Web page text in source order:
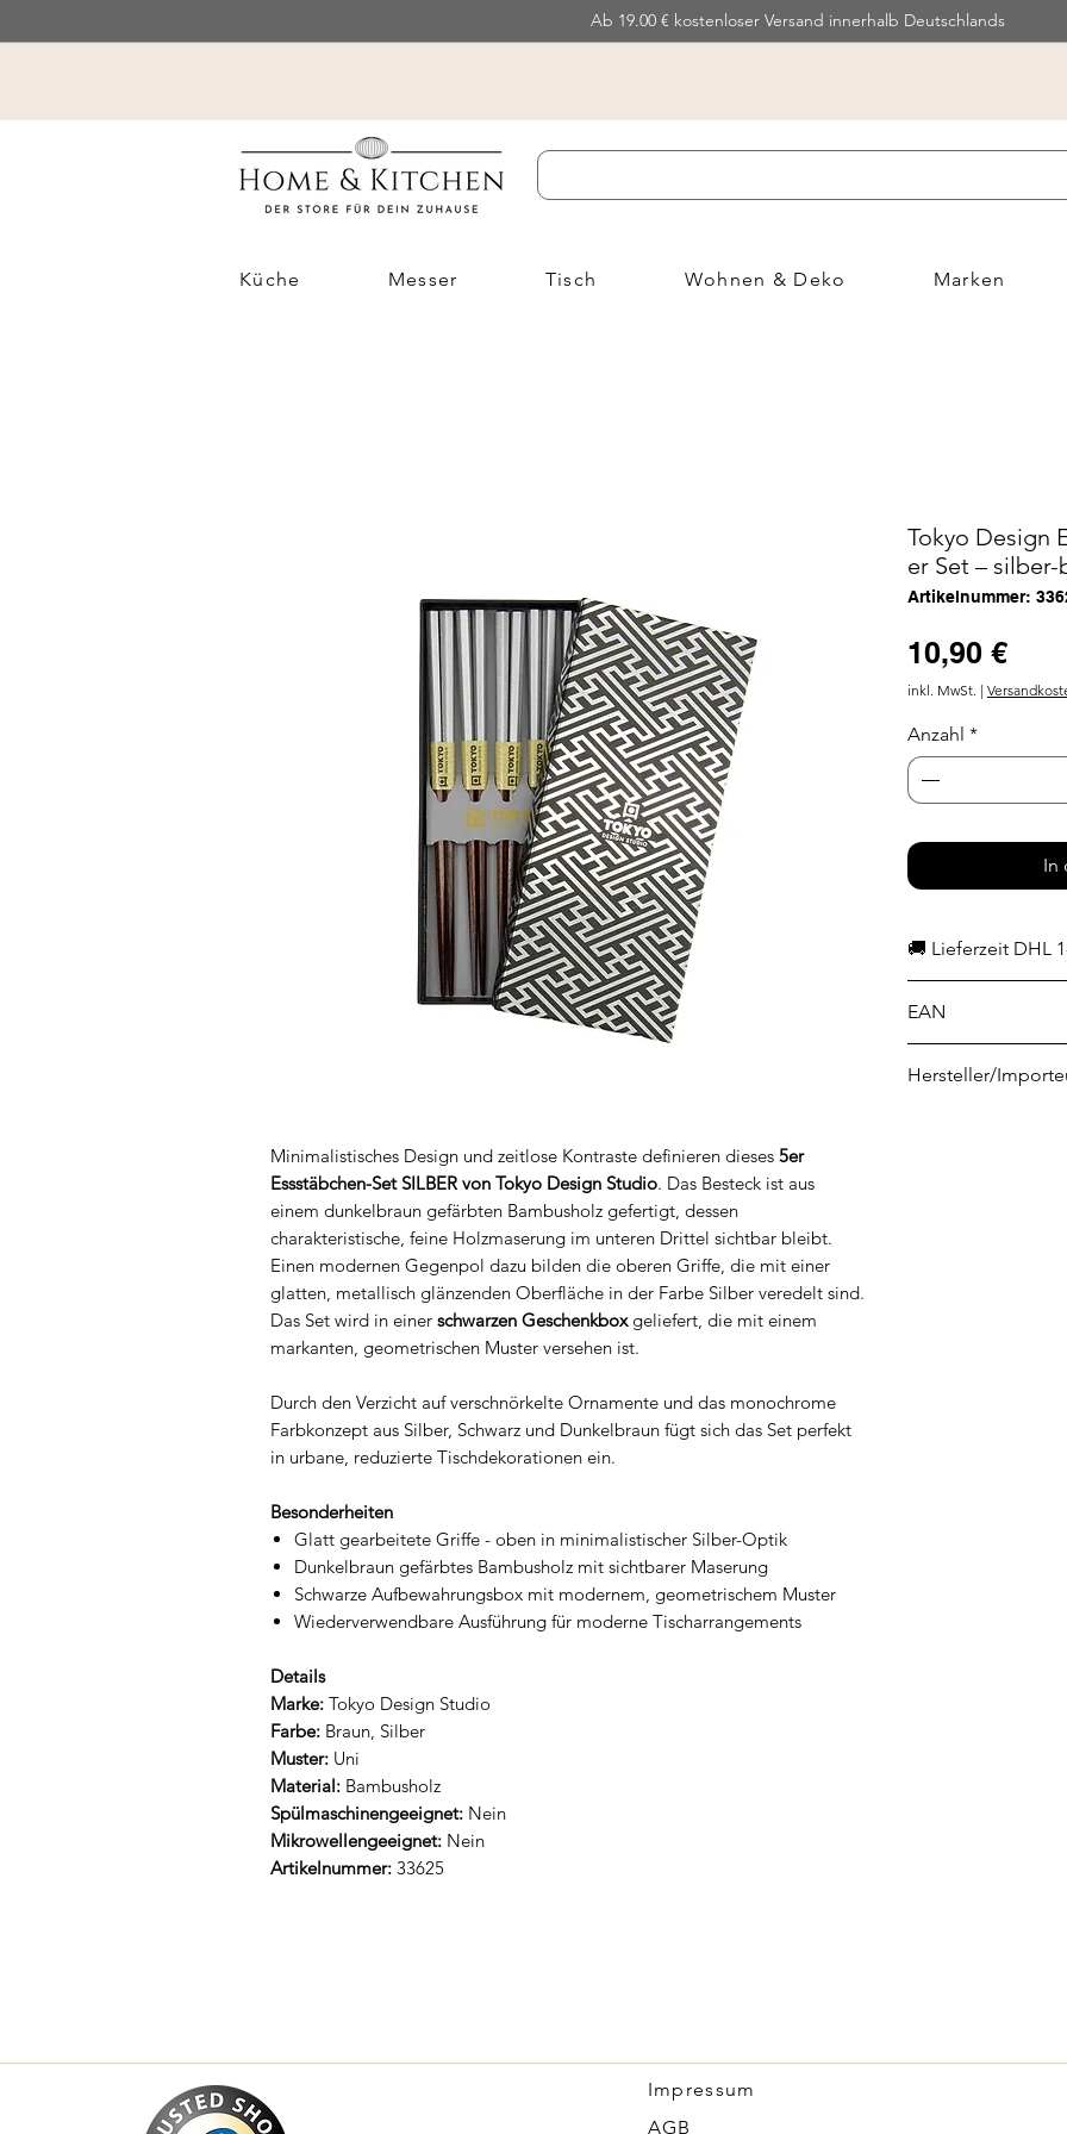
Ab 19.00 € kostenloser Versand innerhalb Deutschlands
Küche Messer Tisch Wohnen & Deko Marken
Minimalistisches Design und zeitlose Kontraste definieren dieses 5er
Essstäbchen-Set SILBER von Tokyo Design Studio. Das Besteck ist aus
einem dunkelbraun gefärbten Bambusholz gefertigt, dessen
charakteristische, feine Holzmaserung im unteren Drittel sichtbar bleibt.
Einen modernen Gegenpol dazu bilden die oberen Griffe, die mit einer
glatten, metallisch glänzenden Oberfläche in der Farbe Silber veredelt sind.
Das Set wird in einer schwarzen Geschenkboxgeliefert, die mit einem
markanten, geometrischen Muster versehen ist.
Durch den Verzicht auf verschnörkelte Ornamente und das monochrome
Farbkonzept aus Silber, Schwarz und Dunkelbraun fügt sich das Set perfekt
in urbane, reduzierte Tischdekorationen ein.
Besonderheiten
Glatt gearbeitete Griffe - oben in minimalistischer Silber-Optik
Dunkelbraun gefärbtes Bambusholz mit sichtbarer Maserung
Schwarze Aufbewahrungsbox mit modernem, geometrischem Muster
Wiederverwendbare Ausführung für moderne Tischarrangements
Details
Marke: Tokyo Design Studio
Farbe: Braun, Silber
Muster: Uni
Material: Bambusholz
Spülmaschinengeeignet: Nein
Mikrowellengeeignet: Nein
Artikelnummer: 33625
Tokyo Design
er Set – silber-
Artikelnummer:
10,90 €Preis
inkl. MwSt. |
Anzahl *
In
🚚 Lieferzeit DHL
EAN
Hersteller/
Impressum
​AGB